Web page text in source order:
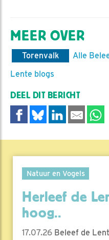
MEER OVER
Torenvalk
Alle
Lente blogs
DEEL DIT BERICHT
Natuur en Vogels
Herleef de
hoog..
17.07.26 Beleef de